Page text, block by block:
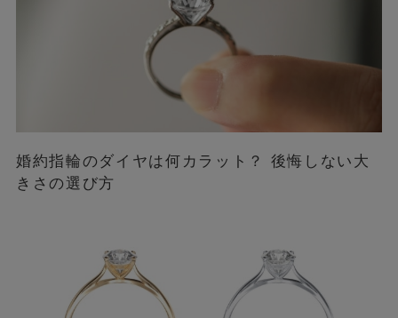
婚約指輪のダイヤは何カラット？ 後悔しない大
きさの選び方